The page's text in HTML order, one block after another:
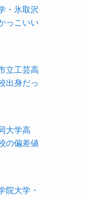
・氷取沢
っこいい
立工芸高
出身だっ
大学高
の偏差値
院大学・